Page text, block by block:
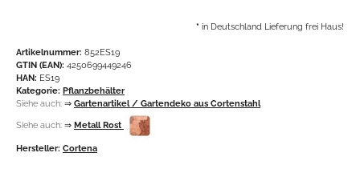
* in Deutschland Lieferung frei Haus!
Artikelnummer: 852ES19
GTIN (EAN): 4250699449246
HAN: ES19
Kategorie: Pflanzbehälter
Siehe auch: ⇒ Gartenartikel / Gartendeko aus Cortenstahl
Siehe auch: ⇒ Metall Rost
Hersteller: Cortena